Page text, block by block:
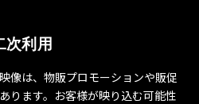
次利用
像は、物販プロモーションや販促
ります。お客様が映り込む可能性